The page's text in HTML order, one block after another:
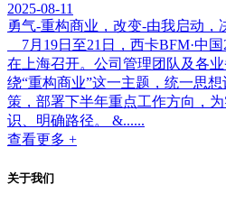
2025-08-11
勇气-重构商业，改变-由我启动，
7月19日至21日，西卡BFM·中
在上海召开。公司管理团队及各
绕“重构商业”这一主题，统一思
策，部署下半年重点工作方向，
识、明确路径。 &......
查看更多 +
关于我们